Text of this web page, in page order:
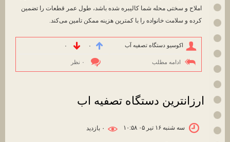
املاح و سختی محله شما کالیبره شده باشد، طول عمر قطعات را تضمین
کرده و سلامت خانواده را با کمترین هزینه ممکن تامین می‌کند.
اکوسیو دستگاه تصفیه آب ۰ ۰
ادامه مطلب ۰ نظر
ارزانترین دستگاه تصفیه اب
سه شنبه ۱۶ تیر ۰۵ ۱۰:۵۸ ۰ بازديد